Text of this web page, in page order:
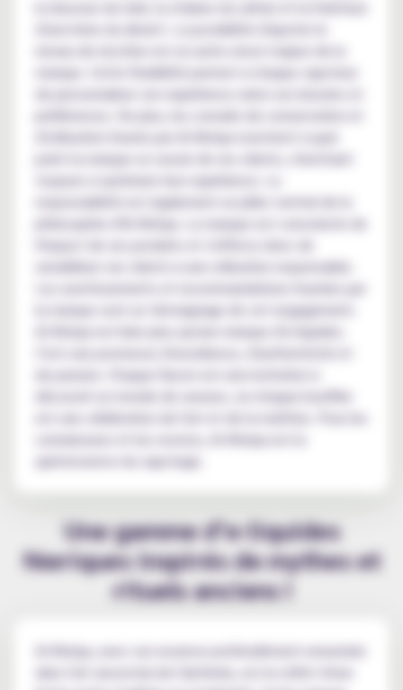
d'une brise du désert. La possibilité d'ajuster le
niveau de nicotine est un autre atout majeur de la
marque. Cette flexibilité permet à chaque vapoteur
de personnaliser son expérience selon ses besoins et
point la marque se soucie de ses clients, cherchant
toujours à optimiser leur expérience. La
responsabilité est également un pilier central de la
sensibiliser ses clients à une utilisation responsable.
Les avertissements et recommandations fournies par
la marque sont un témoignage de cet engagement.
Al-Kimiya est bien plus qu'une marque d'e-liquides.
de passion. Chaque flacon est une invitation à
découvrir un monde de saveurs, où chaque bouffée
quintessence du vapotage.
Une gamme d’e-liquides
féeriques inspirés de mythes et
rituels anciens !
Al-Kimiya, avec son essence profondément enracinée